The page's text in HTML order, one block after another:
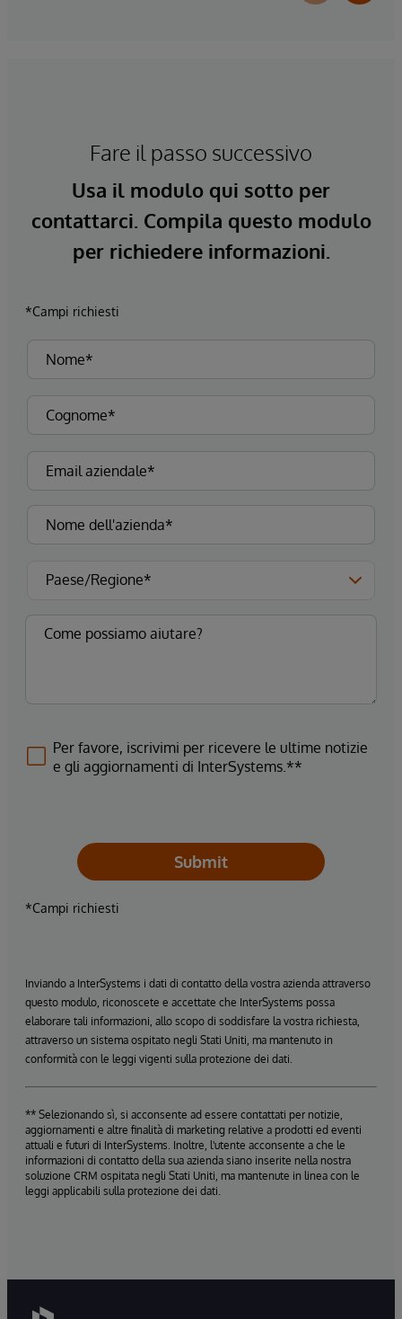
Fare il passo successivo
Usa il modulo qui sotto per
contattarci. Compila questo modulo
per richiedere informazioni.
*Campi richiesti
Per favore, iscrivimi per ricevere le ultime notizie
e gli aggiornamenti di InterSystems.**
Submit
*Campi richiesti
Inviando a InterSystems i dati di contatto della vostra azienda attraverso
questo modulo, riconoscete e accettate che InterSystems possa
elaborare tali informazioni, allo scopo di soddisfare la vostra richiesta,
attraverso un sistema ospitato negli Stati Uniti, ma mantenuto in
conformità con le leggi vigenti sulla protezione dei dati.
** Selezionando sì, si acconsente ad essere contattati per notizie,
aggiornamenti e altre finalità di marketing relative a prodotti ed eventi
attuali e futuri di InterSystems. Inoltre, l'utente acconsente a che le
informazioni di contatto della sua azienda siano inserite nella nostra
soluzione CRM ospitata negli Stati Uniti, ma mantenute in linea con le
leggi applicabili sulla protezione dei dati.